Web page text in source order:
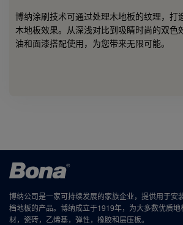
博纳涂刷技术可通过处理木地板的纹理，打
木地板效果。从深浅对比到吸睛时尚的双色
油和面漆搭配使用，为您带来无限可能。
博纳公司是一家可持续发展的家族企业，提供用于安
档地板的产品。博纳成立于1919年，为大多数优质
材，瓷砖，乙烯基，弹性，橡胶和层压板。